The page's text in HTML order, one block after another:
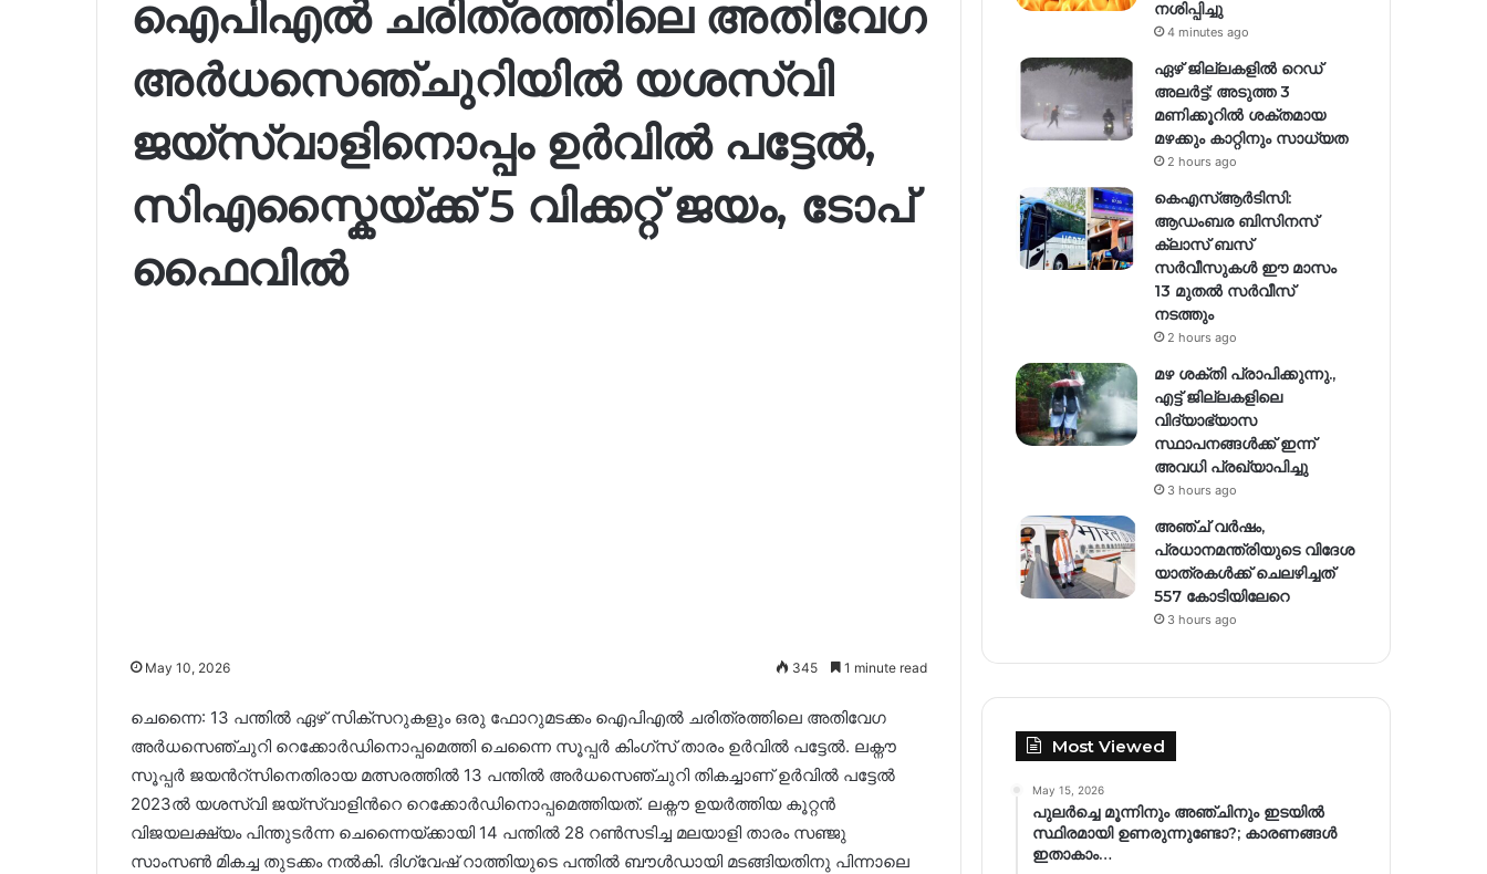
ഐപിഎൽ ചരിത്രത്തിലെ അതിവേഗ
അർധസെഞ്ചുറിയിൽ യശസ്വി
ജയ്‌സ്വാളിനൊപ്പം ഉർവിൽ പട്ടേൽ,
സിഎസ്കൈയ്ക്ക് 5 വിക്കറ്റ് ജയം, ടോപ്
ഫൈവിൽ
May 10, 2026 345 1 minute read
ചെന്നൈ: 13 പന്തിൽ ഏഴ് സിക്സറുകളും ഒരു ഫോറുമടക്കം ഐപിഎൽ ചരിത്രത്തിലെ അതിവേഗ
അർധസെഞ്ചുറി റെക്കോർഡിനൊപ്പമെത്തി ചെന്നൈ സൂപ്പർ കിംഗ്‌സ് താരം ഉർവിൽ പട്ടേൽ. ലക്നൗ
സൂപ്പർ ജയൻറ്സിനെതിരായ മത്സരത്തിൽ 13 പന്തിൽ അർധസെഞ്ചുറി തികച്ചാണ് ഉർവിൽ പട്ടേൽ
2023ൽ യശസ്വി ജയ്‌സ്വാളിൻറെ റെക്കോർഡിനൊപ്പമെത്തിയത്. ലക്നൗ ഉയർത്തിയ കൂറ്റൻ
വിജയലക്ഷ്യം പിന്തുടർന്ന ചെന്നൈയ്ക്കായി 14 പന്തിൽ 28 റൺസടിച്ച മലയാളി താരം സഞ്ജു
സാംസൺ മികച്ച തുടക്കം നൽകി. ദിഗ്‌വേഷ് റാത്തിയുടെ പന്തിൽ ബൗൾഡായി മടങ്ങിയതിനു പിന്നാലെ
നശിപ്പിച്ചു
4 minutes ago
ഏഴ് ജില്ലകളില്‍ റെഡ്
അലര്‍ട്ട്: അടുത്ത 3
മണിക്കൂറിൽ ശക്തമായ
മഴക്കും കാറ്റിനും സാധ്യത
2 hours ago
കെഎസ്ആർടിസി:
ആഡംബര ബിസിനസ്
ക്ലാസ് ബസ്
സർവീസുകൾ ഈ മാസം
13 മുതൽ സർവീസ്
നടത്തും
2 hours ago
മഴ ശക്തി പ്രാപിക്കുന്നു.,
എട്ട് ജില്ലകളിലെ
വിദ്യാഭ്യാസ
സ്ഥാപനങ്ങള്‍ക്ക് ഇന്ന്
അവധി പ്രഖ്യാപിച്ചു
3 hours ago
അഞ്ച് വര്‍ഷം,
പ്രധാനമന്ത്രിയുടെ വിദേശ
യാത്രകള്‍ക്ക് ചെലഴിച്ചത്
557 കോടിയിലേറെ
3 hours ago
Most Viewed
May 15, 2026
പുലർച്ചെ മൂന്നിനും അഞ്ചിനും ഇടയിൽ
സ്ഥിരമായി ഉണരുന്നുണ്ടോ?; കാരണങ്ങള്‍
ഇതാകാം…